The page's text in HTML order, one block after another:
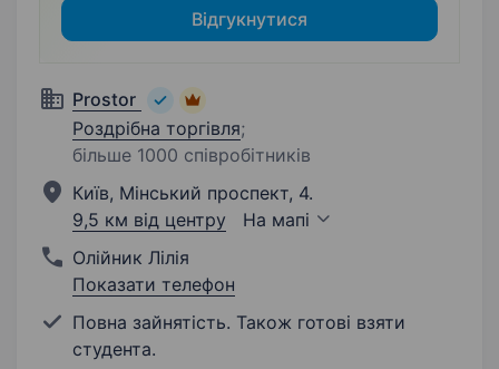
Відгукнутися
Prostor
Роздрібна торгівля;
більше 1000 співробітників
Київ, Мінський проспект, 4.
9,5 км від центру
На мапі
Олійник Лілія
Показати телефон
Повна зайнятість. Також готові взяти
студента.